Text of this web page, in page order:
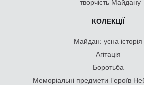
КОЛЕКЦІЇ
Майдан: усна історія
Агітація
Боротьба
Меморіальні предмети Героїв